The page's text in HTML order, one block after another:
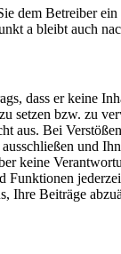
dem Betreiber
a bleibt auch
dass er keine
setzen bzw. zu
aus. Bei
und
keine
Ihre Beiträge